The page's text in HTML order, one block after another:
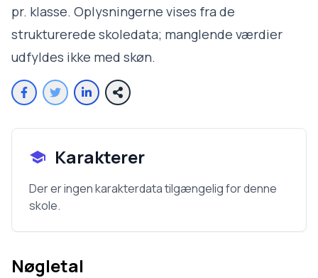
pr. klasse. Oplysningerne vises fra de
strukturerede skoledata; manglende værdier
udfyldes ikke med skøn.
Karakterer
Der er ingen karakterdata tilgængelig for denne
skole.
Nøgletal